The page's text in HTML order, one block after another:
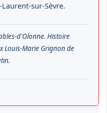
sur-Sèvre.
d'Olonne. Histoire
Louis-Marie Grignon de